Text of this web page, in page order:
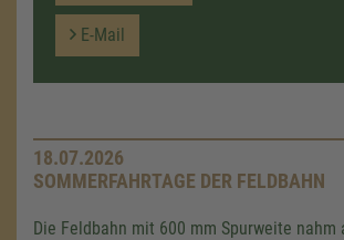
E-Mail
18.07.2026
SOMMERFAHRTAGE DER FELDBAHN
Die Feldbahn mit 600 mm Spurweite nahm